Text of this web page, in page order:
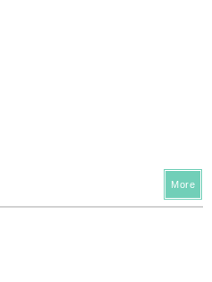
More